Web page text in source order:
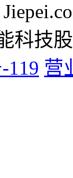
科技
119 营